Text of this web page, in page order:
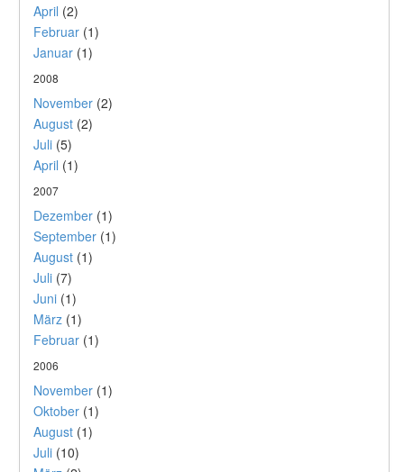
April (2)
Februar (1)
Januar (1)
2008
November (2)
August (2)
Juli (5)
April (1)
2007
Dezember (1)
September (1)
August (1)
Juli (7)
Juni (1)
März (1)
Februar (1)
2006
November (1)
Oktober (1)
August (1)
Juli (10)